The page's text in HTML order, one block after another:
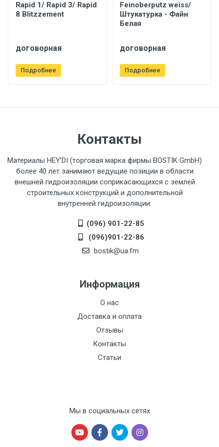
Rapid 1/ Rapid 3/ Rapid
8 Blitzzement
договорная
Подробнее
Feinoberputz weiss/
Штукатурка - Файн
Белая
договорная
Подробнее
Контакты
Материалы HEY’DI (торговая марка фирмы BOSTIK GmbH)
более 40 лет занимают ведущие позиции в области
внешней гидроизоляции соприкасающихся с землей
строительных конструкций и дополнительной
внутренней гидроизоляции.
(096) 901-22-85
(096)901-22-86
bostik@ua.fm
Информация
О нас
Доставка и оплата
Отзывы
Контакты
Статьи
Мы в социальных сетях